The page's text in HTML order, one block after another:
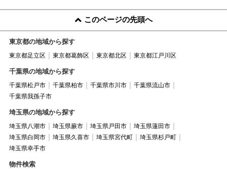
このページの先頭へ
東京都の地域から探す
東京都足立区 東京都葛飾区 東京都北区 東京都江戸川区
千葉県の地域から探す
千葉県松戸市 千葉県柏市 千葉県市川市
千葉県流山市
千葉県我孫子市
埼玉県の地域から探す
埼玉県八潮市 埼玉県蕨市 埼玉県戸田市
埼玉県蓮田市
埼玉県白岡市
埼玉県久喜市 埼玉県宮代町
埼玉県杉戸町
埼玉県幸手市
物件検索